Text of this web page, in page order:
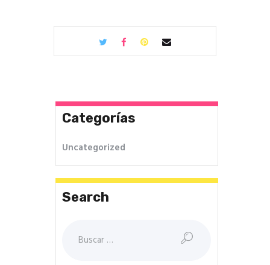
Categorías
Uncategorized
Search